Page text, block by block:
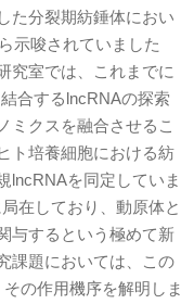
た分裂期紡錘体におい
示唆されていました
究室では、これまでに
合するlncRNAの探索
ミクスを融合させるこ
ト培養細胞における紡
lncRNAを同定していま
在しており、動原体と
与するという極めて新
課題においては、この
の作用機序を解明しま